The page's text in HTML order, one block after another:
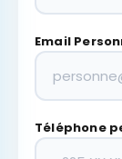
Email
Téléphone